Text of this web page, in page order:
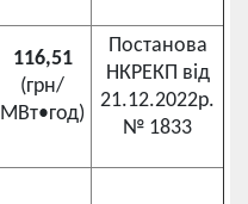
116,51
(грн/
МВт•год)
Постанова
НКРЕКП від
21.12.2022р.
№ 1833